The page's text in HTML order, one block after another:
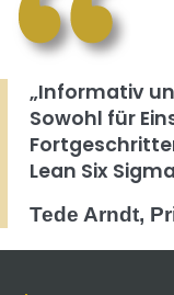
„Informativ
Sowohl für
Lean Six
Tede Arndt,